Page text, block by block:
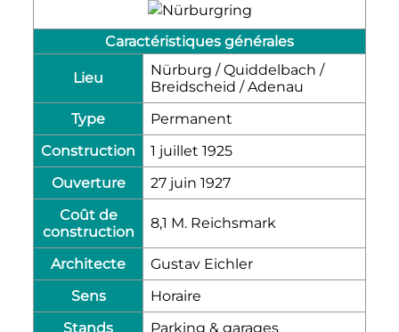
Caractéristiques générales
Lieu
Nürburg / Quiddelbach /
Breidscheid / Adenau
Type
Permanent
Construction
1 juillet 1925
Ouverture
27 juin 1927
Coût de
construction
8,1 M. Reichsmark
Architecte
Gustav Eichler
Sens
Horaire
Stands
Parking & garages